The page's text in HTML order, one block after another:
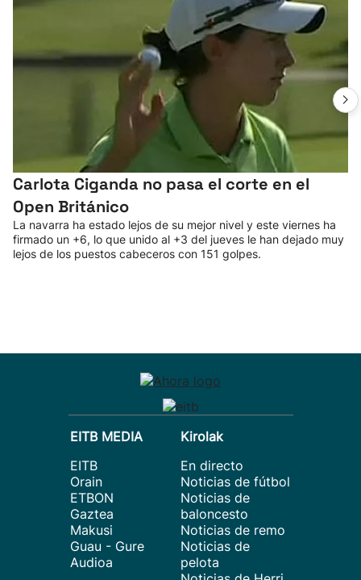
Carlota Ciganda no pasa el corte en el
Open Británico
La navarra ha estado lejos de su mejor nivel y este viernes ha
firmado un +6, lo que unido al +3 del jueves le han dejado muy
lejos de los puestos cabeceros con 151 golpes.
EITB MEDIA
EITB
Orain
ETBON
Gaztea
Makusi
Guau - Gure
Audioa
Kirolak
En directo
Noticias de fútbol
Noticias de
baloncesto
Noticias de remo
Noticias de
pelota